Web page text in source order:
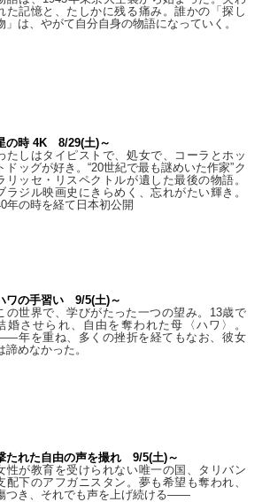
た記憶と、たしかに残る痛み。誰かの「探し
」は、やがて自分自身の物語になっていく。
の時 4K 8/29(土)～
たしはタイピストで、処⼥で、コーラとホッ
ドッグが好き。“20世紀で最も謎めいた作家”ク
リッセ・リスペクトルが遺した最後の物語。
ラジル映画史にきらめく、忘れがたい輝き。
年の時を経て⽇本初公開
ワの手習い 9/5(土)～
の世界で、学びがたった一つの望み。13歳で
婚させられ、自由を奪われた母〈ハワ〉。
年を重ね、多くの挫折を経てもなお、彼女
諦めなかった。
たれた自由の声を撮れ 9/5(土)～
性が教育を受けられない唯一の国、タリバン
配下のアフガニスタン。夢も希望も奪われ、
つき、それでも声を上げ続ける——